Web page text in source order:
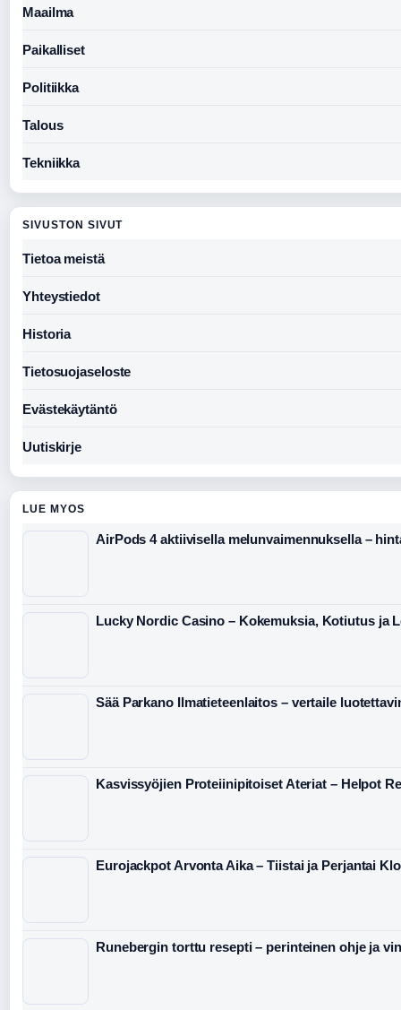
Maailma
Paikalliset
Politiikka
Talous
Tekniikka
SIVUSTON SIVUT
Tietoa meistä
Yhteystiedot
Historia
Tietosuojaseloste
Evästekäytäntö
Uutiskirje
LUE MYOS
AirPods 4 aktiivisella melunvaimennuksella –
Lucky Nordic Casino – Kokemuksia, Kotiutus ja
Sää Parkano Ilmatieteenlaitos – vertaile
Kasvissyöjien Proteiinipitoiset Ateriat – Helpot
Eurojackpot Arvonta Aika – Tiistai ja Perjantai
Runebergin torttu resepti – perinteinen ohje ja